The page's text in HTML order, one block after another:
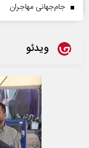
جام‌جهانی مهاجران
ویدئو